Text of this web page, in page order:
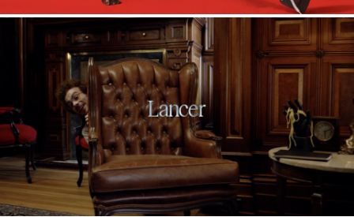
Lancer